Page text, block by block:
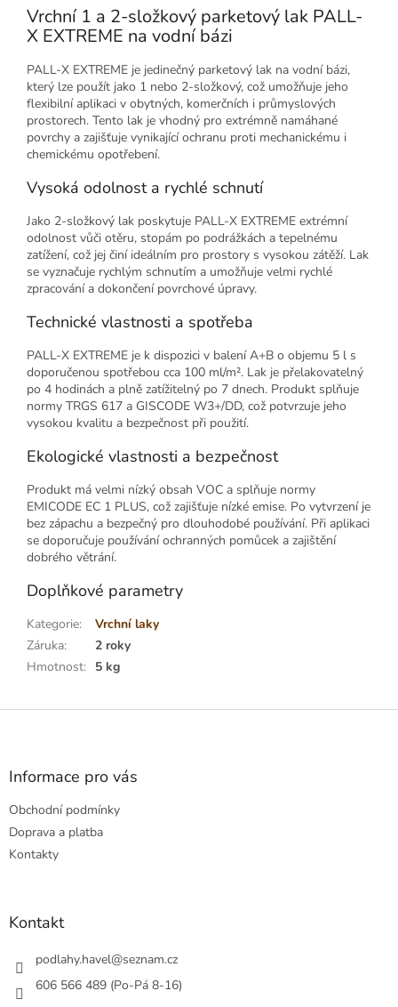
Vrchní 1 a 2-složkový parketový lak PALL-
X EXTREME na vodní bázi
PALL-X EXTREME je jedinečný parketový lak na vodní bázi,
který lze použít jako 1 nebo 2-složkový, což umožňuje jeho
flexibilní aplikaci v obytných, komerčních i průmyslových
prostorech. Tento lak je vhodný pro extrémně namáhané
povrchy a zajišťuje vynikající ochranu proti mechanickému i
chemickému opotřebení.
Vysoká odolnost a rychlé schnutí
Jako 2-složkový lak poskytuje PALL-X EXTREME extrémní
odolnost vůči otěru, stopám po podrážkách a tepelnému
zatížení, což jej činí ideálním pro prostory s vysokou zátěží. Lak
se vyznačuje rychlým schnutím a umožňuje velmi rychlé
zpracování a dokončení povrchové úpravy.
Technické vlastnosti a spotřeba
PALL-X EXTREME je k dispozici v balení A+B o objemu 5 l s
doporučenou spotřebou cca 100 ml/m². Lak je přelakovatelný
po 4 hodinách a plně zatížitelný po 7 dnech. Produkt splňuje
normy TRGS 617 a GISCODE W3+/DD, což potvrzuje jeho
vysokou kvalitu a bezpečnost při použití.
Ekologické vlastnosti a bezpečnost
Produkt má velmi nízký obsah VOC a splňuje normy
EMICODE EC 1 PLUS, což zajišťuje nízké emise. Po vytvrzení je
bez zápachu a bezpečný pro dlouhodobé používání. Při aplikaci
se doporučuje používání ochranných pomůcek a zajištění
dobrého větrání.
Doplňkové parametry
Kategorie:
Vrchní laky
Záruka:
2 roky
Hmotnost: 5 kg
Z
Informace pro vás
Obchodní podmínky
Doprava a platba
Kontakty
Kontakt
podlahy.havel@seznam.cz
606 566 489 (Po-Pá 8-16)